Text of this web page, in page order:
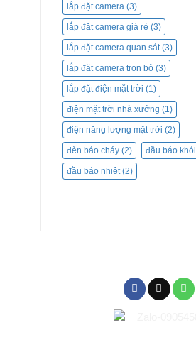
lắp đặt camera (3)
lắp đặt camera giá rẻ (3)
lắp đặt camera quan sát (3)
lắp đặt camera trọn bộ (3)
lắp đặt điện mặt trời (1)
điện mặt trời nhà xưởng (1)
điện năng lượng mặt trời (2)
đèn báo cháy (2) đầu báo khói
đầu báo nhiệt (2)